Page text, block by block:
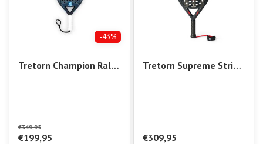
-43%
Tretorn Champion Rally
€349,95
€199,95
Tretorn Supreme Strike
€309,95